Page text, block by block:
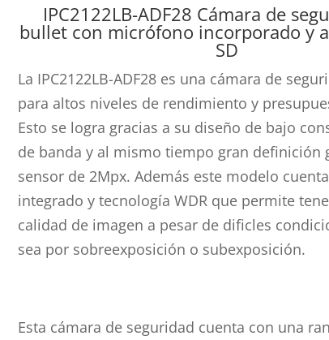
IPC2122LB-ADF28 Cámara de
bullet con micrófono incorporado y
SD
La IPC2122LB-ADF28 es una cámara de
para altos niveles de rendimiento y
Esto se logra gracias a su diseño de bajo
de banda y al mismo tiempo gran definición
sensor de 2Mpx. Además este modelo
integrado y tecnología WDR que permite
calidad de imagen a pesar de dificles
sea por sobreexposición o subexposición.
Esta cámara de seguridad cuenta con una